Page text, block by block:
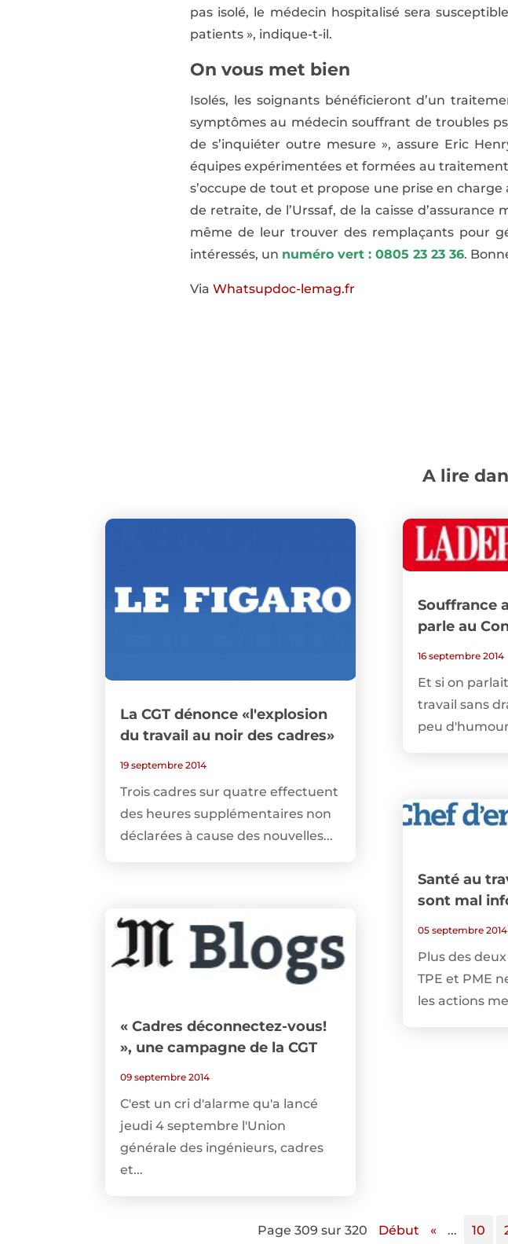
pas isolé, le médecin hospitalisé sera
patients », indique-t-il.
On vous met bien
Isolés, les soignants bénéficieront d’un
symptômes au médecin souffrant de troubles
de s’inquiéter outre mesure », assure Eric
équipes expérimentées et formées au
s’occupe de tout et propose une prise en
de retraite, de l’Urssaf, de la caisse d’assurance
même de leur trouver des remplaçants pour
intéressés, un numéro vert : 0805 23 23 36.
Via Whatsupdoc-lemag.fr
A lire
La CGT dénonce «l'explosion
du travail au noir des cadres»
19 septembre 2014
Trois cadres sur quatre effectuent
des heures supplémentaires non
déclarées à cause des nouvelles...
« Cadres déconnectez-vous!
», une campagne de la CGT
09 septembre 2014
C'est un cri d'alarme qu'a lancé
jeudi 4 septembre l'Union
générale des ingénieurs, cadres
et...
Souffrance
parle au
16 septembre 2014
Et si on
travail sans
peu
Santé au
sont mal
05 septembre 2014
Plus des
TPE et PME
les actions
Page 309 sur 320 Début « ... 10